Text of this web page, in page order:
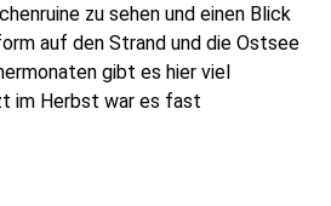
zu sehen und einen Blick
auf den Strand und die Ostsee
gibt es hier viel
im Herbst war es fast